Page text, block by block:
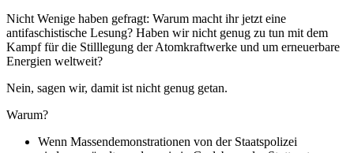
Nicht Wenige haben gefragt: Warum macht ihr jetzt eine
antifaschistische Lesung? Haben wir nicht genug zu tun mit dem
Kampf für die Stilllegung der Atomkraftwerke und um erneuerbare
Energien weltweit?
Nein, sagen wir, damit ist nicht genug getan.
Warum?
Wenn Massendemonstrationen von der Staats­polizei